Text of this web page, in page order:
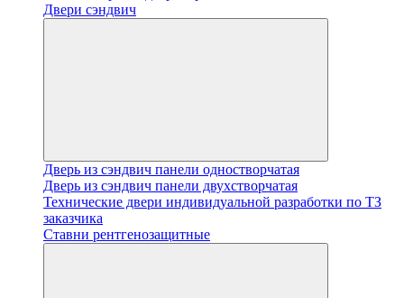
Двери сэндвич
Дверь из сэндвич панели одностворчатая
Дверь из сэндвич панели двухстворчатая
Технические двери индивидуальной разработки по ТЗ
заказчика
Ставни рентгенозащитные